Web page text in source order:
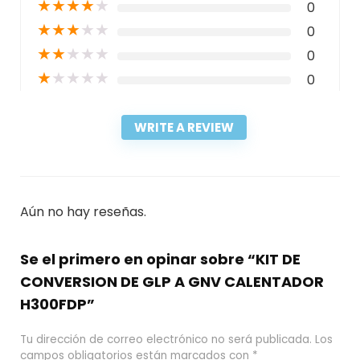
★★★★★ 0
★★★★★ 0
★★★★★ 0
★★★★★ 0
WRITE A REVIEW
Aún no hay reseñas.
Se el primero en opinar sobre “KIT DE
CONVERSION DE GLP A GNV CALENTADOR
H300FDP”
Tu dirección de correo electrónico no será publicada. Los
campos obligatorios están marcados con *